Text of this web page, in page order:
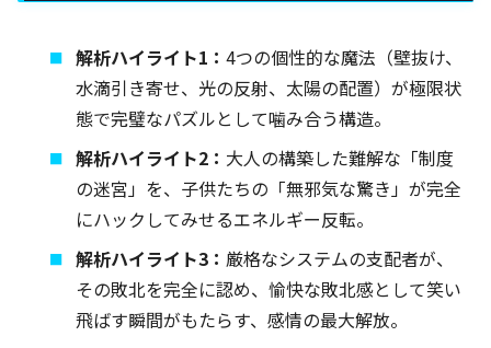
解析ハイライト1：4つの個性的な魔法（壁抜け、
水滴引き寄せ、光の反射、太陽の配置）が極限状
態で完璧なパズルとして噛み合う構造。
解析ハイライト2： 大人の構築した難解な「制度
の迷宮」を、子供たちの「無邪気な驚き」が完全
にハックしてみせるエネルギー反転。
解析ハイライト3：厳格なシステムの支配者が、
その敗北を完全に認め、愉快な敗北感として笑い
飛ばす瞬間がもたらす、感情の最大解放。